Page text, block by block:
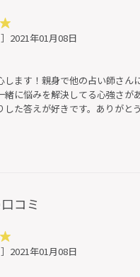
］2021年01月08日
します！親身で他の占い師さん
緒に悩みを解決してる心強さが
た答えが好きです。ありがと
コミ
］2021年01月08日